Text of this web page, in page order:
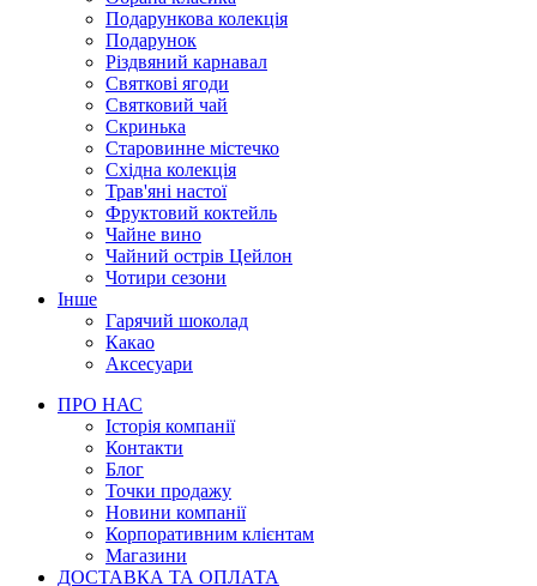
Подарункова колекція
Подарунок
Різдвяний карнавал
Святкові ягоди
Святковий чай
Скринька
Старовинне містечко
Східна колекція
Трав'яні настої
Фруктовий коктейль
Чайне вино
Чайний острів Цейлон
Чотири сезони
Інше
Гарячий шоколад
Какао
Аксесуари
ПРО НАС
Історія компанії
Контакти
Блог
Точки продажу
Новини компанії
Корпоративним клієнтам
Магазини
ДОСТАВКА ТА ОПЛАТА